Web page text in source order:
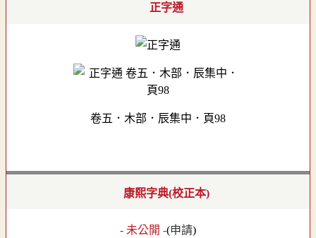
正字通
卷五．木部．辰集中．頁98
康熙字典(校正本)
- 未公開 -(申請)